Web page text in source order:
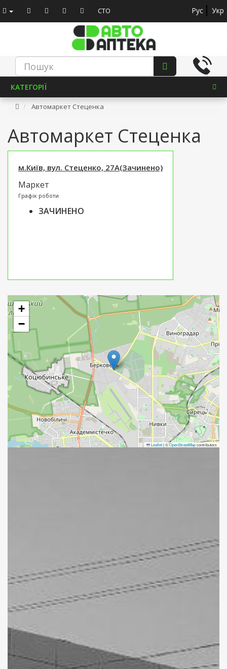
СТО Рус Укр
КАТЕГОРІЇ
Автомаркет Стеценка
Автомаркет Стеценка
м.Київ, вул. Стеценко, 27А(Зачинено)
Маркет
Графік роботи
ЗАЧИНЕНО
+
−
Leaflet|©OpenStreetMapcontributors